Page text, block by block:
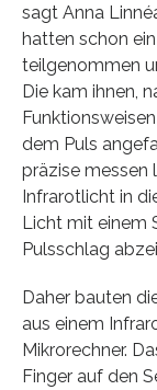
sagt Anna
hatten schon
teilgenommen
Die kam ihnen,
dem Puls
präzise messen
Infrarotlicht in
Licht mit einem
Pulsschlag
Daher bauten
aus einem
Mikrorechner.
Finger auf den